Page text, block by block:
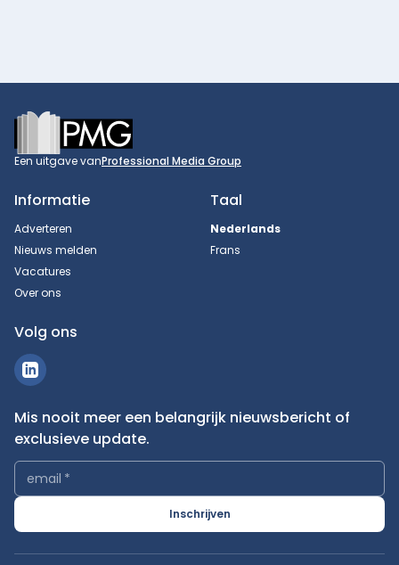
Footer
Een uitgave vanProfessional Media Group
Informatie
Adverteren
Nieuws melden
Vacatures
Over ons
Taal
Nederlands
Frans
Volg ons
Mis nooit meer een belangrijk nieuwsbericht of
exclusieve update.
email *
Inschrijven